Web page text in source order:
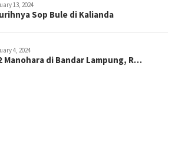
13, 2024
Sop Bule di Kalianda
4, 2024
Manohara di Bandar Lampung, R…